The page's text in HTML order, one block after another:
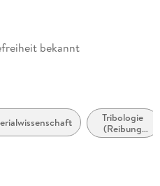
in color.
bekannt
Tribologie
(Reibung
und